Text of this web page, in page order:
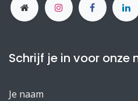
Schrijf je in voor onze
Je naam